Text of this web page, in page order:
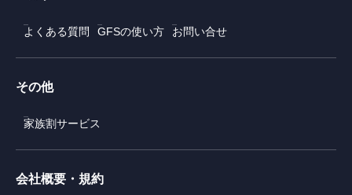
よくある質問 GFSの使い方 お問い合せ
その他
家族割サービス
会社概要・規約